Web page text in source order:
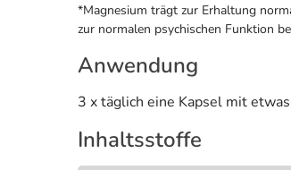
*Magnesium trägt zur Erhaltung
zur normalen psychischen Funktion
Anwendung
3 x täglich eine Kapsel mit
Inhaltsstoffe